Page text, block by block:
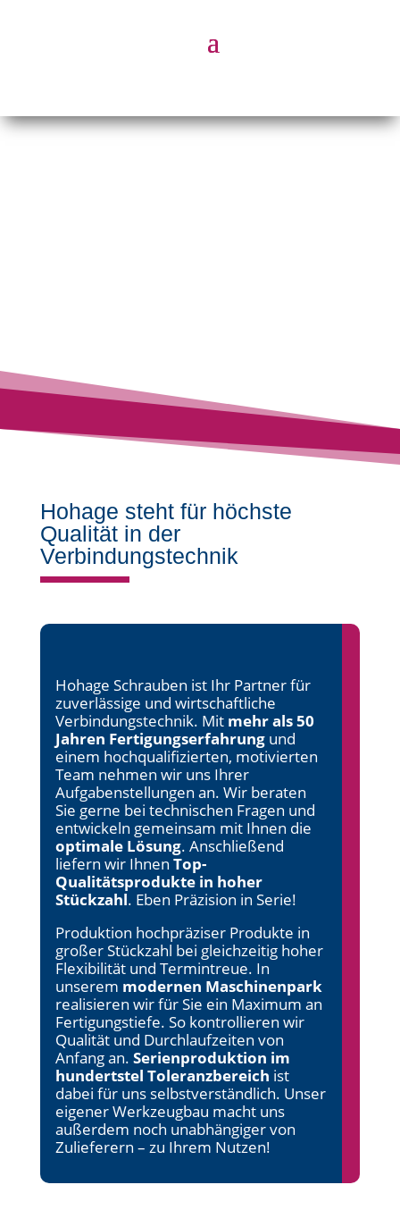
Hohage steht für höchste
Qualität in der
Verbindungstechnik
Hohage Schrauben ist Ihr Partner für
zuverlässige und wirtschaftliche
Verbindungstechnik. Mit mehr als 50
Jahren Fertigungserfahrungund
einem hochqualifizierten, motivierten
Team nehmen wir uns Ihrer
Aufgabenstellungen an. Wir beraten
Sie gerne bei technischen Fragen und
entwickeln gemeinsam mit Ihnen die
optimale Lösung. Anschließend
liefern wir Ihnen Top-
Qualitätsprodukte in hoher
Stückzahl. Eben Präzision in Serie!
Produktion hochpräziser Produkte in
großer Stückzahl bei gleichzeitig hoher
Flexibilität und Termintreue. In
unserem modernen Maschinenpark
realisieren wir für Sie ein Maximum an
Fertigungstiefe. So kontrollieren wir
Qualität und Durchlaufzeiten von
Anfang an. Serienproduktion im
hundertstel Toleranzbereich ist
dabei für uns selbstverständlich. Unser
eigener Werkzeugbau macht uns
außerdem noch unabhängiger von
Zulieferern – zu Ihrem Nutzen!